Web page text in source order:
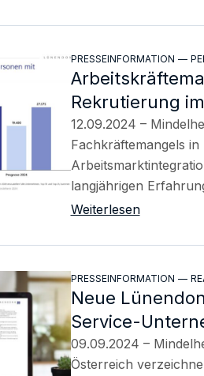
PRESSEINFORMATION —
Rekrutierung
12.09.2024 –
Fachkräftemangels
langjährigen
Weiterlesen
PRESSEINFORMATION —
Neue
Service-
09.09.2024 –
Österreich